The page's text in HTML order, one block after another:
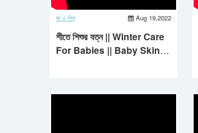
মা ও শিশু Aug 19,2022
শীতে শিশুর যত্ন || Winter Care
For Babies || Baby Skin